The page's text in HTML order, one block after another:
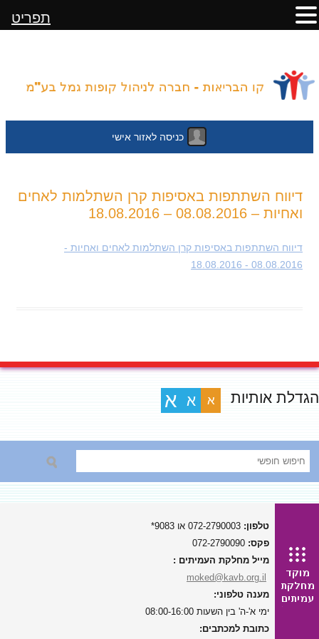
כניסה לאזור אישי
לתוכן
דיווח השתתפות באסיפות קרן השתלמות לאחים
ואחיות – 08.08.2016 – 18.08.2016
דיווח השתתפות באסיפות קרן השתלמות לאחים ואחיות -
08.08.2016 - 18.08.2016
הגדלת אותיות א א א
טלפון:
פקס:
מייל מחלקת העמיתים :
moked@kavb.org.il
מענה טלפוני:
ימי א'-ה' בין השעות 08:00-16:00
כתובת למכתבים:
תפריט